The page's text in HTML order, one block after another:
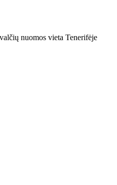
nuomos vieta Tenerifėje